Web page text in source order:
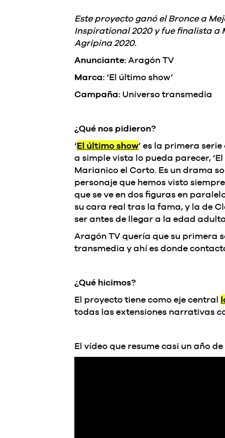
Este proyecto ganó el Bronce a
Inspirational 2020 y fue finalista a
Agripina 2020.
Anunciante:Aragón TV
Marca:‘El último show’
Campaña: Universo transmedia
¿Qué nos pidieron?
‘El último show’ es la primera
a simple vista lo pueda parecer,
Marianico el Corto. Es un drama
personaje que hemos visto
que se ve en dos figuras en
su cara real tras la fama, y la de
ser antes de llegar a la edad
Aragón TV quería que su primera
transmedia y ahí es donde
¿Qué hicimos?
El proyecto tiene como eje central
todas las extensiones narrativas
El vídeo que resume casi un año